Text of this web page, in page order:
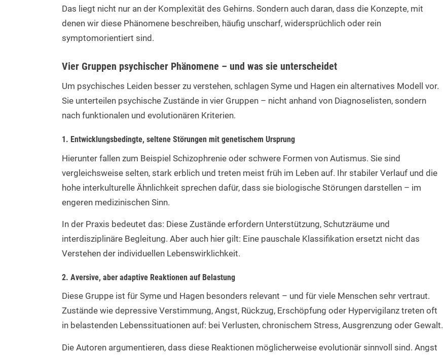
Das liegt nicht nur an der Komplexität des Gehirns. Sondern auch daran, dass die Konzepte, mit
denen wir diese Phänomene beschreiben, häufig unscharf, widersprüchlich oder rein
symptomorientiert sind.
Vier Gruppen psychischer Phänomene – und was sie unterscheidet
Um psychisches Leiden besser zu verstehen, schlagen Syme und Hagen ein alternatives Modell vor.
Sie unterteilen psychische Zustände in vier Gruppen – nicht anhand von Diagnoselisten, sondern
nach funktionalen und evolutionären Kriterien.
1. Entwicklungsbedingte, seltene Störungen mit genetischem Ursprung
Hierunter fallen zum Beispiel Schizophrenie oder schwere Formen von Autismus. Sie sind
vergleichsweise selten, stark erblich und treten meist früh im Leben auf. Ihr stabiler Verlauf und die
hohe interkulturelle Ähnlichkeit sprechen dafür, dass sie biologische Störungen darstellen – im
engeren medizinischen Sinn.
In der Praxis bedeutet das: Diese Zustände erfordern Unterstützung, Schutzräume und
interdisziplinäre Begleitung. Aber auch hier gilt: Eine pauschale Klassifikation ersetzt nicht das
Verstehen der individuellen Lebenswirklichkeit.
2. Aversive, aber adaptive Reaktionen auf Belastung
Diese Gruppe ist für Syme und Hagen besonders relevant – und für viele Menschen sehr vertraut.
Zustände wie depressive Verstimmung, Angst, Rückzug, Erschöpfung oder Hypervigilanz treten oft
in belastenden Lebenssituationen auf: bei Verlusten, chronischem Stress, Ausgrenzung oder Gewalt.
Die Autoren argumentieren, dass diese Reaktionen möglicherweise evolutionär sinnvoll sind. Angst